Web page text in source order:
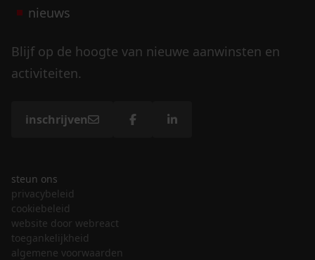
nieuws
Blijf op de hoogte van nieuwe aanwinsten en
activiteiten.
inschrijven
steun ons
privacybeleid
cookiebeleid
website door webreact
toegankelijkheid
algemene voorwaarden